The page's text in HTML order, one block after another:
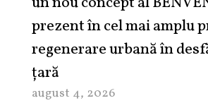
prezent în cel mai amplu
regenerare urbană în
țară
august 4, 2026